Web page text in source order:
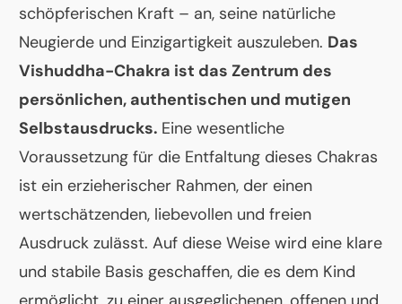
schöpferischen Kraft – an, seine natürliche
Neugierde und Einzigartigkeit auszuleben. Das
Vishuddha-Chakra ist das Zentrum des
persönlichen, authentischen und mutigen
Selbstausdrucks. Eine wesentliche
Voraussetzung für die Entfaltung dieses Chakras
ist ein erzieherischer Rahmen, der einen
wertschätzenden, liebevollen und freien
Ausdruck zulässt. Auf diese Weise wird eine klare
und stabile Basis geschaffen, die es dem Kind